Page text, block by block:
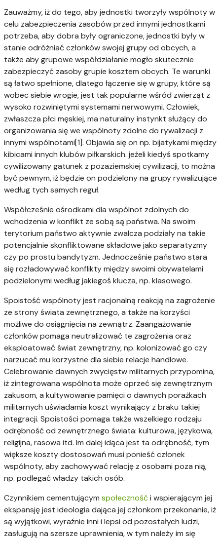
Zauważmy, iż do tego, aby jednostki tworzyły wspólnoty w
celu zabezpieczenia zasobów przed innymi jednostkami
potrzeba, aby dobra były ograniczone, jednostki były w
stanie odróżniać członków swojej grupy od obcych, a
także aby grupowe współdziałanie mogło skutecznie
zabezpieczyć zasoby grupie kosztem obcych. Te warunki
są łatwo spełnione, dlatego łączenie się w grupy, które są
wobec siebie wrogie, jest tak popularne wśród zwierząt z
wysoko rozwiniętymi systemami nerwowymi. Człowiek,
zwłaszcza płci męskiej, ma naturalny instynkt służący do
organizowania się we wspólnoty zdolne do rywalizacji z
innymi wspólnotami[1]. Objawia się on np. bijatykami między
kibicami innych klubów piłkarskich. jeżeli kiedyś spotkamy
cywilizowany gatunek z pozaziemskiej cywilizacji, to można
być pewnym, iż będzie on podzielony na grupy rywalizujące
według tych samych reguł.
Współcześnie ośrodkami dla wspólnot zdolnych do
wchodzenia w konflikt ze sobą są państwa. Na swoim
terytorium państwo aktywnie zwalcza podziały na takie
potencjalnie skonfliktowane składowe jako separatyzmy
czy po prostu bandytyzm. Jednocześnie państwo stara
się rozładowywać konflikty między swoimi obywatelami
podzielonymi według jakiegoś klucza, np. klasowego.
Spoistość wspólnoty jest racjonalną reakcją na zagrożenie
ze strony świata zewnętrznego, a także na korzyści
możliwe do osiągnięcia na zewnątrz. Zaangażowanie
członków pomaga neutralizować te zagrożenia oraz
eksploatować świat zewnętrzny, np. kolonizować go czy
narzucać mu korzystne dla siebie relacje handlowe.
Celebrowanie dawnych zwycięstw militarnych przypomina,
iż zintegrowana wspólnota może oprzeć się zewnętrznym
zakusom, a kultywowanie pamięci o dawnych porażkach
militarnych uświadamia koszt wynikający z braku takiej
integracji. Spoistości pomaga także wszelkiego rodzaju
odrębność od zewnętrznego świata: kulturowa, językowa,
religijna, rasowa itd. Im dalej idąca jest ta odrębność, tym
większe koszty dostosowań musi ponieść członek
wspólnoty, aby zachowywać relację z osobami poza nią,
np. podlegać władzy takich osób.
Czynnikiem cementującym społecznośći wspierającym jej
ekspansję jest ideologia dająca jej członkom przekonanie, iż
są wyjątkowi, wyraźnie inni i lepsi od pozostałych ludzi,
zasługują na szersze uprawnienia, w tym należy im się